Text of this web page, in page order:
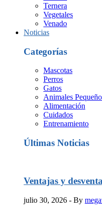
Ternera
Vegetales
Venado
Noticias
Categorías
Mascotas
Perros
Gatos
Animales
Alimentación
Cuidados
Entrenamiento
Últimas Noticias
Ventajas y
julio 30, 2026 - By